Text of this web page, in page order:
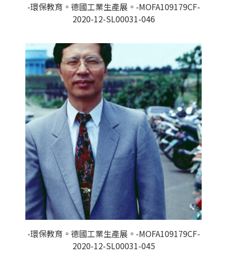
-環保教育。德國工業生產展。-MOFA109179CF-
2020-12-SL00031-046
-環保教育。德國工業生產展。-MOFA109179CF-
2020-12-SL00031-045